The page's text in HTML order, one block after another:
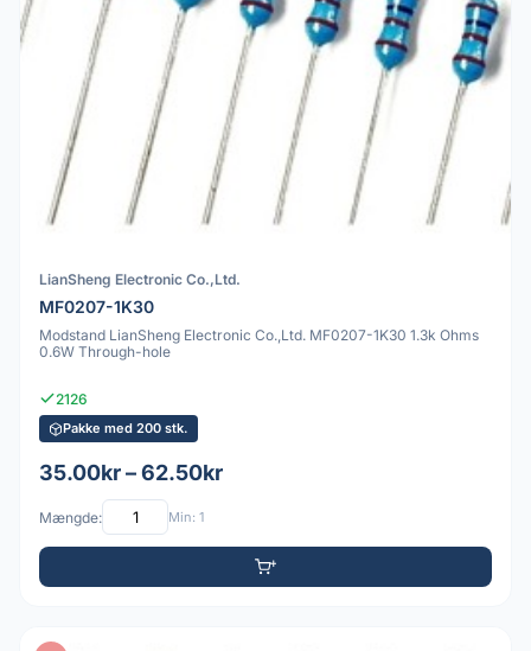
LianSheng Electronic Co.,Ltd.
MF0207-1K30
Modstand LianSheng Electronic Co.,Ltd. MF0207-1K30 1.3k Ohms
0.6W Through-hole
2126
Pakke med 200 stk.
35.00kr – 62.50kr
Mængde: Min: 1